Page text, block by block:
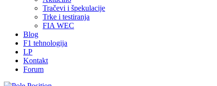
Tračevi i špekulacije
Trke i testiranja
FIA WEC
Blog
F1 tehnologija
LP
Kontakt
Forum